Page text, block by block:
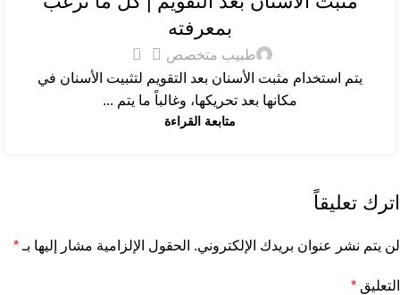
بمعرفته
طبيب متخصص 0
يتم استخدام مثبت الأسنان بعد التقويم لتثبيت الأسنان في
مكانها بعد تحريكها، وغالباً ما يتم ...
متابعة القراءة
اترك تعليقاً
لن يتم نشر عنوان بريدك الإلكتروني. الحقول الإلزامية مشار إليها بـ*
التعليق *